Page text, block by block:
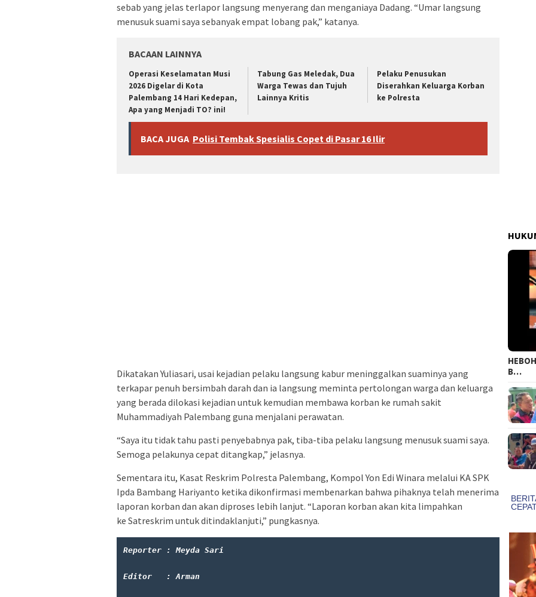
sebab yang jelas terlapor langsung menyerang dan menganiaya Dadang. “Umar langsung
menusuk suami saya sebanyak empat lobang pak,” katanya.
BACAAN LAINNYA
Operasi Keselamatan Musi
2026 Digelar di Kota
Palembang 14 Hari Kedepan,
Apa yang Menjadi TO? ini!
Tabung Gas Meledak, Dua
Warga Tewas dan Tujuh
Lainnya Kritis
Pelaku Penusukan
Diserahkan Keluarga Korban
ke Polresta
BACA JUGA Polisi Tembak Spesialis Copet di Pasar 16 Ilir
Dikatakan Yuliasari, usai kejadian pelaku langsung kabur meninggalkan suaminya yang
terkapar penuh bersimbah darah dan ia langsung meminta pertolongan warga dan keluarga
yang berada dilokasi kejadian untuk kemudian membawa korban ke rumah sakit
Muhammadiyah Palembang guna menjalani perawatan.
“Saya itu tidak tahu pasti penyebabnya pak, tiba-tiba pelaku langsung menusuk suami saya.
Semoga pelakunya cepat ditangkap,” jelasnya.
Sementara itu, Kasat Reskrim Polresta Palembang, Kompol Yon Edi Winara melalui KA SPK
Ipda Bambang Hariyanto ketika dikonfirmasi membenarkan bahwa pihaknya telah menerima
laporan korban dan akan diproses lebih lanjut. “Laporan korban akan kita limpahkan
ke Satreskrim untuk ditindaklanjuti,” pungkasnya.
Reporter : Meyda Sari
Editor   : Arman
B…